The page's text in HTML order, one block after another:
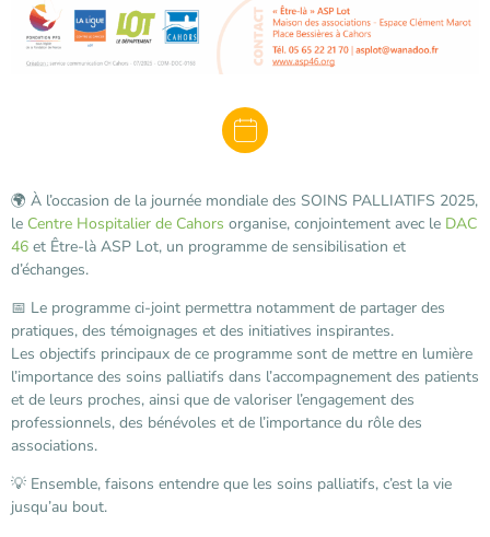
🌍 À l’occasion de la journée mondiale des SOINS PALLIATIFS 2025,
le Centre Hospitalier de Cahors organise, conjointement avec le DAC
46 et Être-là ASP Lot, un programme de sensibilisation et
d’échanges.
📅 Le programme ci-joint permettra notamment de partager des
pratiques, des témoignages et des initiatives inspirantes.
Les objectifs principaux de ce programme sont de mettre en lumière
l’importance des soins palliatifs dans l’accompagnement des patients
et de leurs proches, ainsi que de valoriser l’engagement des
professionnels, des bénévoles et de l’importance du rôle des
associations.
💡 Ensemble, faisons entendre que les soins palliatifs, c’est la vie
jusqu’au bout.